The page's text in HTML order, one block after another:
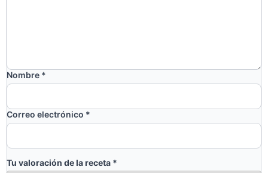
Nombre *
Correo electrónico *
Tu valoración de la receta *